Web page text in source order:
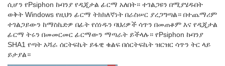
ሲሆን የPsiphon ኩባንያ የዲጂታል ፊርማ አለበት። ተገልጋዩን በሚያሄዱበት
ወቅት Windows የዚህን ፊርማ ትክክለኛነት በራስሠር ያረጋግጣል። በተጨማሪም
ተገልጋይውን ከማስኬድዎ በፊት የሰነዱን ባህሪዎች ሳጥን በመጠቆም እና የዲጂታል
ፊርማ ትሩን በመመርመር ፊርማውን ማጣራት ይችላሉ። የPsiphon ኩባንያ
SHA1 የጣት አሻራ ሰርትፍኬት ይፋዊ ቁልፍ በሰርትፍኬት ዝርዝር ሳጥን ትር ላይ
ይታያል።